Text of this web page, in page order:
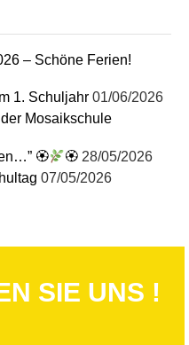
– Schöne Ferien!
1. Schuljahr 01/06/2026
Mosaikschule
🏵
🏵 28/05/2026
07/05/2026
SIE UNS !